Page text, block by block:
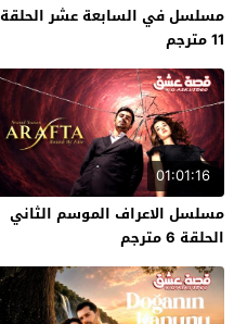
مسلسل في السابعة عشر الحلقة
11 مترجم
01:01:16
مسلسل الاعراف الموسم الثاني
الحلقة 6 مترجم